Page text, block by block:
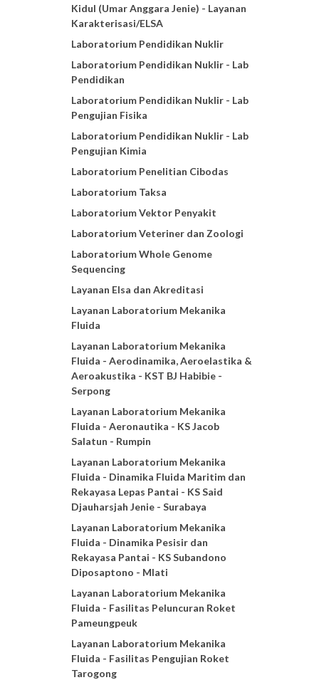
Kidul (Umar Anggara Jenie) - Layanan
Karakterisasi/ELSA
Laboratorium Pendidikan Nuklir
Laboratorium Pendidikan Nuklir - Lab
Pendidikan
Laboratorium Pendidikan Nuklir - Lab
Pengujian Fisika
Laboratorium Pendidikan Nuklir - Lab
Pengujian Kimia
Laboratorium Penelitian Cibodas
Laboratorium Taksa
Laboratorium Vektor Penyakit
Laboratorium Veteriner dan Zoologi
Laboratorium Whole Genome
Sequencing
Layanan Elsa dan Akreditasi
Layanan Laboratorium Mekanika
Fluida
Layanan Laboratorium Mekanika
Fluida - Aerodinamika, Aeroelastika &
Aeroakustika - KST BJ Habibie -
Serpong
Layanan Laboratorium Mekanika
Fluida - Aeronautika - KS Jacob
Salatun - Rumpin
Layanan Laboratorium Mekanika
Fluida - Dinamika Fluida Maritim dan
Rekayasa Lepas Pantai - KS Said
Djauharsjah Jenie - Surabaya
Layanan Laboratorium Mekanika
Fluida - Dinamika Pesisir dan
Rekayasa Pantai - KS Subandono
Diposaptono - Mlati
Layanan Laboratorium Mekanika
Fluida - Fasilitas Peluncuran Roket
Pameungpeuk
Layanan Laboratorium Mekanika
Fluida - Fasilitas Pengujian Roket
Tarogong